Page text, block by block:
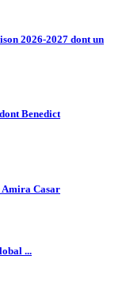
2026-2027 dont un
Benedict
Amira Casar
...